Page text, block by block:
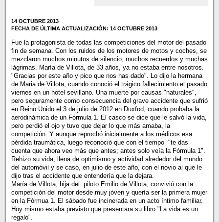
14 OCTUBRE 2013
FECHA DE ÚLTIMA ACTUALIZACIÓN: 14 OCTUBRE 2013
Fue la protagonista de todas las competiciones del motor del pasado
fin de semana. Con los ruidos de los motores de motos y coches, se
mezclaron muchos minutos de silencio, muchos recuerdos y muchas
lágrimas. María de Villota, de 33 años, ya no estaba entre nosotros.
"Gracias por este año y pico que nos has dado". Lo dijo la hermana
de Maria de Villota, cuando conoció el trágico fallecimiento el pasado
viernes en un hotel sevillano. Una muerte por causas "naturales",
pero seguramente como consecuencia del grave accidente que sufrió
en Reino Unido el 3 de julio de 2012 en Duxfod, cuando probaba la
aerodinámica de un Fórmula 1. El casco se dice que le salvó la vida,
pero perdió el ojo y tuvo que dejar lo que más amaba, la
competición. Y aunque reprochó inicialmente a los médicos esa
pérdida traumática, luego reconoció que con el tiempo "te das
cuenta que ahora veo más que antes; antes solo veía la Fórmula 1".
Rehizo su vida, llena de optimismo y actividad alrededor del mundo
del automóvil y se casó, en julio de este año, con el novio al que le
dijo tras el accidente que entendería que la dejara.
María de Villota, hija del piloto Emilio de Villota, convivió con la
competición del motor desde muy jóven y quería ser la primera mujer
en la Fórmua 1. El sábado fue incinerada en un acto íntimo familiar.
Hoy mismo estaba previsto que presentara su libro "La vida es un
regalo".